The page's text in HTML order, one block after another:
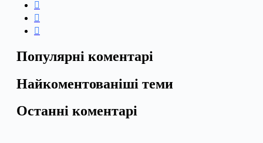
Популярні коментарі
Найкоментованіші теми
Останні коментарі